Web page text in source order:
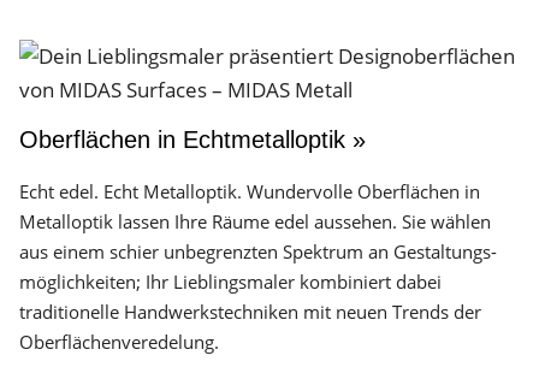
Oberflächen in Echtmetalloptik »
Echt edel. Echt Metalloptik. Wundervolle Oberflächen in
Metalloptik lassen Ihre Räume edel aussehen. Sie wählen
aus einem schier unbegrenzten Spektrum an Gestaltungs­
möglichkeiten; Ihr Lieblingsmaler kombiniert dabei
traditionelle Handwerks­techniken mit neuen Trends der
Oberflächen­veredelung.